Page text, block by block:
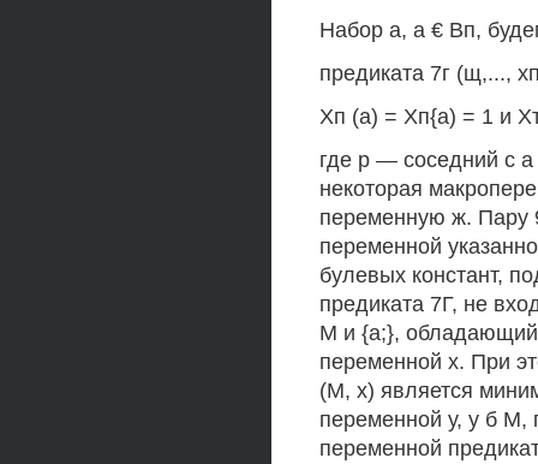
Набор а, а € Вп,
предиката 7г (щ,...,
Хп (а) = Хп{а) = 1 и
где р — соседний с
некоторая
переменную ж. Пару
переменной
булевых констант,
предиката 7Г, не
М и {а;},
переменной х. При
(М, х) является
переменной у, у б М,
переменной